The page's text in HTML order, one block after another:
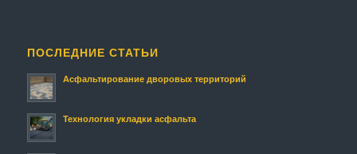
ПОСЛЕДНИЕ СТАТЬИ
Асфальтирование дворовых территорий
Технология укладки асфальта